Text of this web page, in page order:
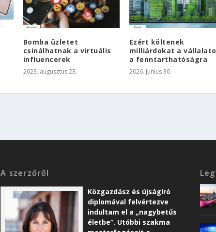
Bomba üzletet
csinálhatnak a virtuális
influencerek
2023. augusztus 23.
Ezért költenek
milliárdokat a
a fenntarthatóságra
2026. június 30.
A szerzőről
Közgazdász és újságíró
diplomával felvértezve
indultam el a „nagybetűs
életbe”. Utóbbi szakma